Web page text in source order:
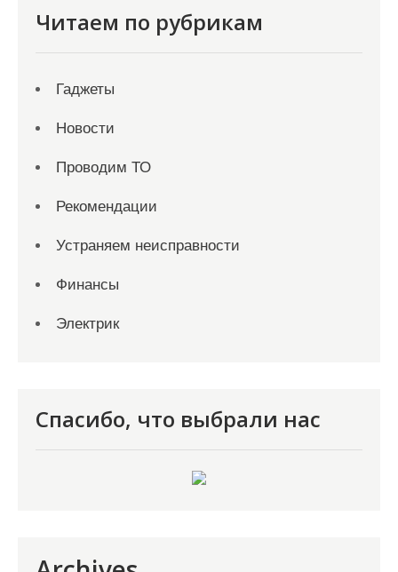
Читаем по рубрикам
Гаджеты
Новости
Проводим ТО
Рекомендации
Устраняем неисправности
Финансы
Электрик
Спасибо, что выбрали нас